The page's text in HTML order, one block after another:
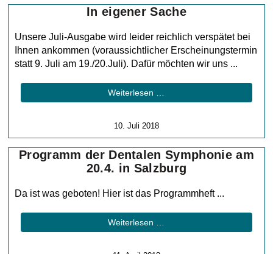
In eigener Sache
Unsere Juli-Ausgabe wird leider reichlich verspätet bei
Ihnen ankommen (voraussichtlicher Erscheinungstermin
statt 9. Juli am 19./20.Juli). Dafür möchten wir uns ...
Weiterlesen …
10. Juli 2018
Programm der Dentalen Symphonie am
20.4. in Salzburg
Da ist was geboten! Hier ist das Programmheft ...
Weiterlesen …